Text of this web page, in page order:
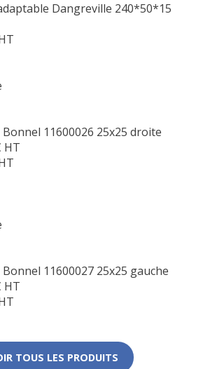
Dangreville 240*50*15
11600026 25x25 droite
HT
11600027 25x25 gauche
HT
TOUS LES PRODUITS